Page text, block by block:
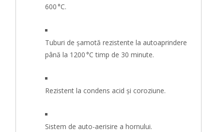
600 °C.
Tuburi de șamotă rezistente la autoaprindere
până la 1200 °C timp de 30 minute.
Rezistent la condens acid și coroziune.
Sistem de auto-aerisire a hornului.